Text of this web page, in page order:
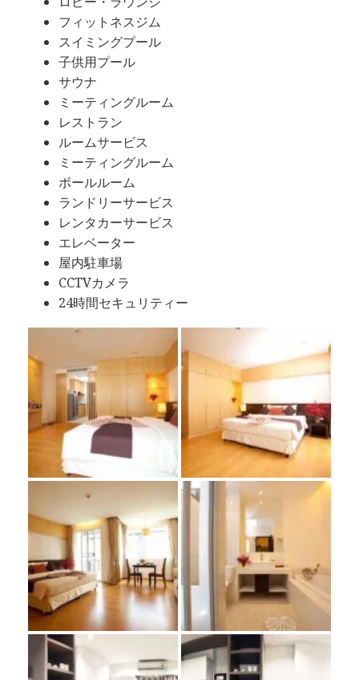
フィットネスジム
スイミングプール
子供用プール
サウナ
ミーティングルーム
レストラン
ルームサービス
ミーティングルーム
ボールルーム
ランドリーサービス
レンタカーサービス
エレベーター
屋内駐車場
CCTVカメラ
24時間セキュリティー